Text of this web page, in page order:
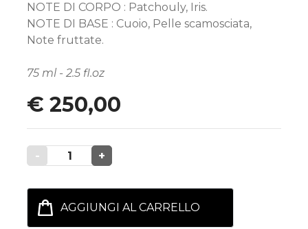
NOTE DI CORPO : Patchouly, Iris.
NOTE DI BASE : Cuoio, Pelle scamosciata,
Note fruttate.
75 ml - 2.5 fl.oz
€ 250,00
- 1 +
AGGIUNGI AL CARRELLO